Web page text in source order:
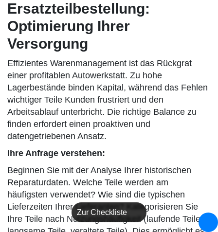
Zur Checkliste
Ersatzteilbestellung:
Optimierung Ihrer
Versorgung
Effizientes Warenmanagement ist das Rückgrat
einer profitablen Autowerkstatt. Zu hohe
Lagerbestände binden Kapital, während das Fehlen
wichtiger Teile Kunden frustriert und den
Arbeitsablauf unterbricht. Die richtige Balance zu
finden erfordert einen proaktiven und
datengetriebenen Ansatz.
Ihre Anfrage verstehen:
Beginnen Sie mit der Analyse Ihrer historischen
Reparaturdaten. Welche Teile werden am
häufigsten verwendet? Wie sind die typischen
Lieferzeiten Ihrer Lieferanten? Kategorisieren Sie
Ihre Teile nach Nutzungshäufigkeit (laufende Teile,